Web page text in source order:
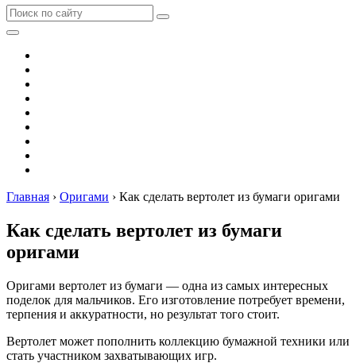
Главная › Оригами › Как сделать вертолет из бумаги оригами
Как сделать вертолет из бумаги
оригами
Оригами вертолет из бумаги — одна из самых интересных
поделок для мальчиков. Его изготовление потребует времени,
терпения и аккуратности, но результат того стоит.
Вертолет может пополнить коллекцию бумажной техники или
стать участником захватывающих игр.